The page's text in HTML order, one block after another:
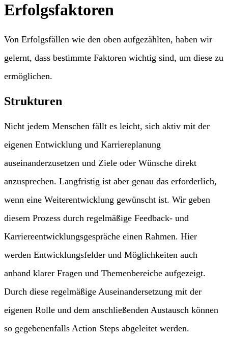
Erfolgsfaktoren
Von Erfolgsfällen wie den oben aufgezählten, haben wir
gelernt, dass bestimmte Faktoren wichtig sind, um diese zu
ermöglichen.
Strukturen
Nicht jedem Menschen fällt es leicht, sich aktiv mit der
eigenen Entwicklung und Karriereplanung
auseinanderzusetzen und Ziele oder Wünsche direkt
anzusprechen. Langfristig ist aber genau das erforderlich,
wenn eine Weiterentwicklung gewünscht ist. Wir geben
diesem Prozess durch regelmäßige Feedback- und
Karriereentwicklungsgespräche einen Rahmen. Hier
werden Entwicklungsfelder und Möglichkeiten auch
anhand klarer Fragen und Themenbereiche aufgezeigt.
Durch diese regelmäßige Auseinandersetzung mit der
eigenen Rolle und dem anschließenden Austausch können
so gegebenenfalls Action Steps abgeleitet werden.